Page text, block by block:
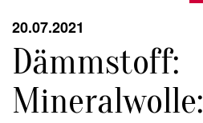
20.07.2021
Dämmstoff:
Mineralwolle: